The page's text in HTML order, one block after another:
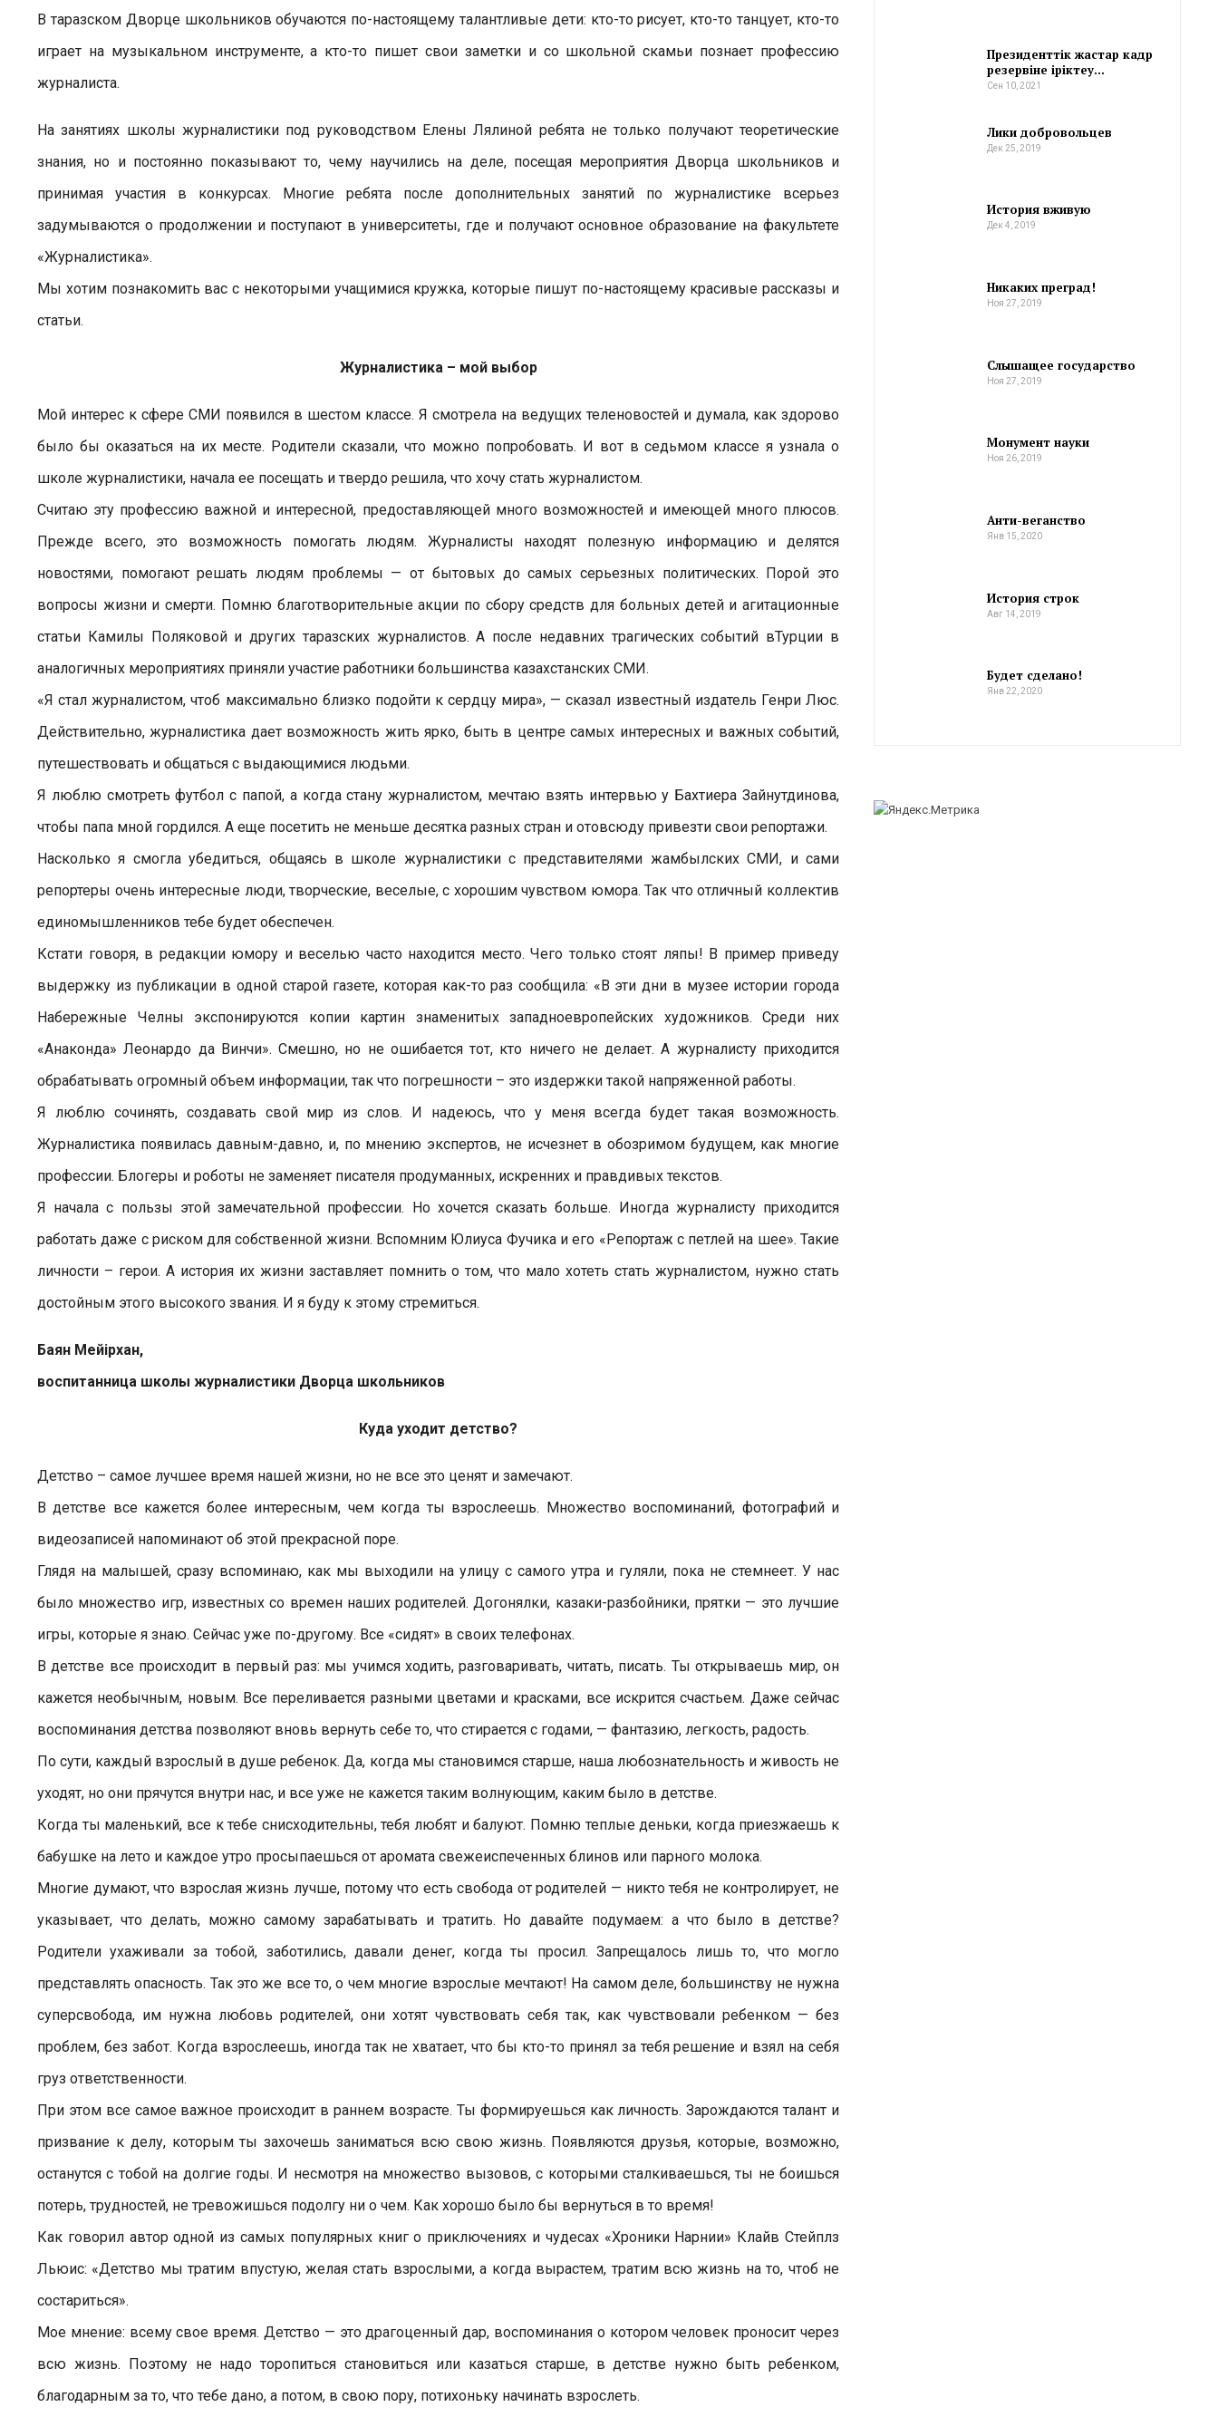
В таразском Дворце школьников обучаются по-настоящему талантливые дети: кто-то рисует, кто-то танцует, кто-то
играет на музыкальном инструменте, а кто-то пишет свои заметки и со школьной скамьи познает профессию
журналиста.
На занятиях школы журналистики под руководством Елены Лялиной ребята не только получают теоретические
знания, но и постоянно показывают то, чему научились на деле, посещая мероприятия Дворца школьников и
принимая участия в конкурсах. Многие ребята после дополнительных занятий по журналистике всерьез
задумываются о продолжении и поступают в университеты, где и получают основное образование на факультете
«Журналистика».
Мы хотим познакомить вас с некоторыми учащимися кружка, которые пишут по-настоящему красивые рассказы и
статьи.
Журналистика – мой выбор
Мой интерес к сфере СМИ появился в шестом классе. Я смотрела на ведущих теленовостей и думала, как здорово
было бы оказаться на их месте. Родители сказали, что можно попробовать. И вот в седьмом классе я узнала о
школе журналистики, начала ее посещать и твердо решила, что хочу стать журналистом.
Считаю эту профессию важной и интересной, предоставляющей много возможностей и имеющей много плюсов.
Прежде всего, это возможность помогать людям. Журналисты находят полезную информацию и делятся
новостями, помогают решать людям проблемы — от бытовых до самых серьезных политических. Порой это
вопросы жизни и смерти. Помню благотворительные акции по сбору средств для больных детей и агитационные
статьи Камилы Поляковой и других таразских журналистов. А после недавних трагических событий вТурции в
аналогичных мероприятиях приняли участие работники большинства казахстанских СМИ.
«Я стал журналистом, чтоб максимально близко подойти к сердцу мира», — сказал известный издатель Генри Люс.
Действительно, журналистика дает возможность жить ярко, быть в центре самых интересных и важных событий,
путешествовать и общаться с выдающимися людьми.
Я люблю смотреть футбол с папой, а когда стану журналистом, мечтаю взять интервью у Бахтиера Зайнутдинова,
чтобы папа мной гордился. А еще посетить не меньше десятка разных стран и отовсюду привезти свои репортажи.
Насколько я смогла убедиться, общаясь в школе журналистики с представителями жамбылских СМИ, и сами
репортеры очень интересные люди, творческие, веселые, с хорошим чувством юмора. Так что отличный коллектив
единомышленников тебе будет обеспечен.
Кстати говоря, в редакции юмору и веселью часто находится место. Чего только стоят ляпы! В пример приведу
выдержку из публикации в одной старой газете, которая как-то раз сообщила: «В эти дни в музее истории города
Набережные Челны экспонируются копии картин знаменитых западноевропейских художников. Среди них
«Анаконда» Леонардо да Винчи». Смешно, но не ошибается тот, кто ничего не делает. А журналисту приходится
обрабатывать огромный объем информации, так что погрешности – это издержки такой напряженной работы.
Я люблю сочинять, создавать свой мир из слов. И надеюсь, что у меня всегда будет такая возможность.
Журналистика появилась давным-давно, и, по мнению экспертов, не исчезнет в обозримом будущем, как многие
профессии. Блогеры и роботы не заменяет писателя продуманных, искренних и правдивых текстов.
Я начала с пользы этой замечательной профессии. Но хочется сказать больше. Иногда журналисту приходится
работать даже с риском для собственной жизни. Вспомним Юлиуса Фучика и его «Репортаж с петлей на шее». Такие
личности – герои. А история их жизни заставляет помнить о том, что мало хотеть стать журналистом, нужно стать
достойным этого высокого звания. И я буду к этому стремиться.
Баян Мейiрхан,
воспитанница школы журналистики Дворца школьников
Куда уходит детство?
Детство – самое лучшее время нашей жизни, но не все это ценят и замечают.
В детстве все кажется более интересным, чем когда ты взрослеешь. Множество воспоминаний, фотографий и
видеозаписей напоминают об этой прекрасной поре.
Глядя на малышей, сразу вспоминаю, как мы выходили на улицу с самого утра и гуляли, пока не стемнеет. У нас
было множество игр, известных со времен наших родителей. Догонялки, казаки-разбойники, прятки — это лучшие
игры, которые я знаю. Сейчас уже по-другому. Все «сидят» в своих телефонах.
В детстве все происходит в первый раз: мы учимся ходить, разговаривать, читать, писать. Ты открываешь мир, он
кажется необычным, новым. Все переливается разными цветами и красками, все искрится счастьем. Даже сейчас
воспоминания детства позволяют вновь вернуть себе то, что стирается с годами, — фантазию, легкость, радость.
По сути, каждый взрослый в душе ребенок. Да, когда мы становимся старше, наша любознательность и живость не
уходят, но они прячутся внутри нас, и все уже не кажется таким волнующим, каким было в детстве.
Когда ты маленький, все к тебе снисходительны, тебя любят и балуют. Помню теплые деньки, когда приезжаешь к
бабушке на лето и каждое утро просыпаешься от аромата свежеиспеченных блинов или парного молока.
Многие думают, что взрослая жизнь лучше, потому что есть свобода от родителей — никто тебя не контролирует, не
указывает, что делать, можно самому зарабатывать и тратить. Но давайте подумаем: а что было в детстве?
Родители ухаживали за тобой, заботились, давали денег, когда ты просил. Запрещалось лишь то, что могло
представлять опасность. Так это же все то, о чем многие взрослые мечтают! На самом деле, большинству не нужна
суперсвобода, им нужна любовь родителей, они хотят чувствовать себя так, как чувствовали ребенком — без
проблем, без забот. Когда взрослеешь, иногда так не хватает, что бы кто-то принял за тебя решение и взял на себя
груз ответственности.
При этом все самое важное происходит в раннем возрасте. Ты формируешься как личность. Зарождаются талант и
призвание к делу, которым ты захочешь заниматься всю свою жизнь. Появляются друзья, которые, возможно,
останутся с тобой на долгие годы. И несмотря на множество вызовов, с которыми сталкиваешься, ты не боишься
потерь, трудностей, не тревожишься подолгу ни о чем. Как хорошо было бы вернуться в то время!
Как говорил автор одной из самых популярных книг о приключениях и чудесах «Хроники Нарнии» Клайв Стейплз
Льюис: «Детство мы тратим впустую, желая стать взрослыми, а когда вырастем, тратим всю жизнь на то, чтоб не
состариться».
Мое мнение: всему свое время. Детство — это драгоценный дар, воспоминания о котором человек проносит через
всю жизнь. Поэтому не надо торопиться становиться или казаться старше, в детстве нужно быть ребенком,
благодарным за то, что тебе дано, а потом, в свою пору, потихоньку начинать взрослеть.
Президенттік жастар кадр
резервіне іріктеу…
Сен 10, 2021
Лики добровольцев
Дек 25, 2019
История вживую
Дек 4, 2019
Никаких преград!
Ноя 27, 2019
Слышащее государство
Ноя 27, 2019
Монумент науки
Ноя 26, 2019
Анти-веганство
Янв 15, 2020
История строк
Авг 14, 2019
Будет сделано!
Янв 22, 2020